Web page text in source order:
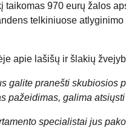
taikomas 970 eurų žalos
telkiniuose
apie lašišų ir šlakių
galite pranešti skubiosios
pažeidimas, galima
specialistai jus